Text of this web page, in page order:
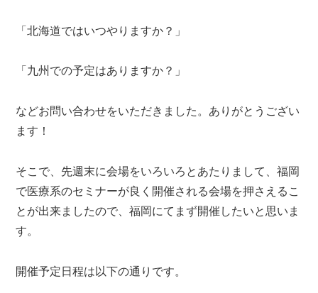
「北海道ではいつやりますか？」
「九州での予定はありますか？」
などお問い合わせをいただきました。ありがとうござい
ます！
そこで、先週末に会場をいろいろとあたりまして、福岡
で医療系のセミナーが良く開催される会場を押さえるこ
とが出来ましたので、福岡にてまず開催したいと思いま
す。
開催予定日程は以下の通りです。